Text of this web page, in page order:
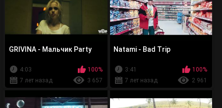
GRIVINA - Мальчик Party
4:03
100%
7 лет назад
3 657
Natami - Bad Trip
3:41
100%
7 лет назад
2 961